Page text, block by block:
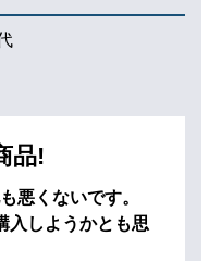
品!
悪くないです。
入しようかとも思